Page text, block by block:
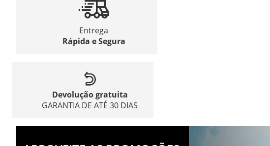
Entrega
Rápida e Segura
Devolução gratuita
GARANTIA DE ATÉ 30 DIAS